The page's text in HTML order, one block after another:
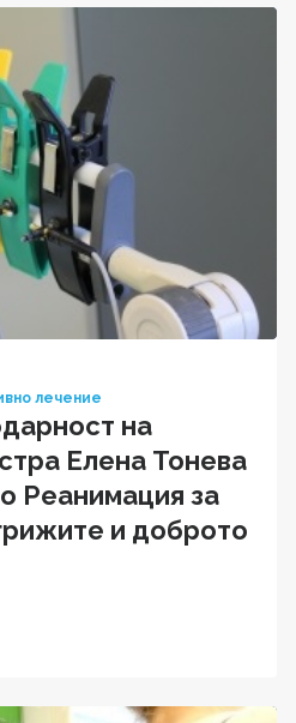
лечение
на
Елена Тонева
Реанимация за
и доброто